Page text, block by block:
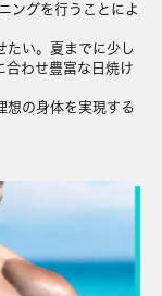
ングを行うことによ
たい。夏までに少し
合わせ豊富な日焼け
想の身体を実現する